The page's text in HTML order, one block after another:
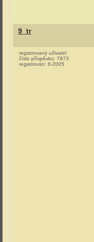
9_tr
registrovaný uživatel
číslo příspěvku: 7873
registrován: 6-2005